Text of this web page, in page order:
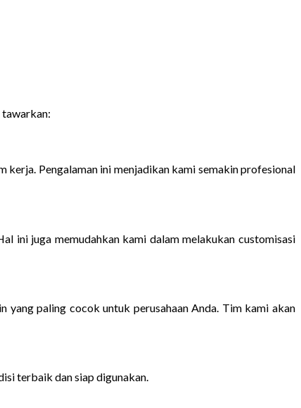
tawarkan:
kerja. Pengalaman ini menjadikan kami semakin profesional
ini juga memudahkan kami dalam melakukan customisasi
yang paling cocok untuk perusahaan Anda. Tim kami akan
terbaik dan siap digunakan.